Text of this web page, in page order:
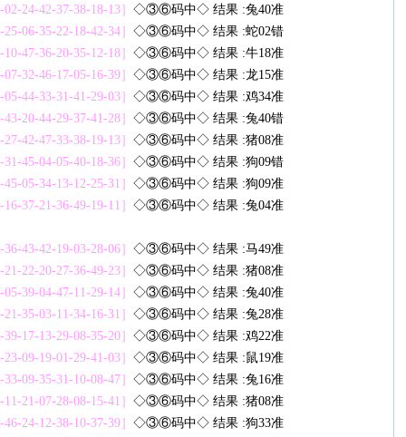
02-24-42-37-38-18-13］◇③⑥码中◇ 结果 :兔40准
25-06-35-22-18-42-34］◇③⑥码中◇ 结果 :蛇02错
10-47-36-20-35-12-18］◇③⑥码中◇ 结果 :牛18准
07-32-46-17-05-16-39］◇③⑥码中◇ 结果 :龙15准
05-44-33-31-41-29-03］◇③⑥码中◇ 结果 :鸡34准
43-20-44-29-37-41-28］◇③⑥码中◇ 结果 :兔40错
27-42-47-33-38-19-13］◇③⑥码中◇ 结果 :猪08准
31-45-04-05-40-18-36］◇③⑥码中◇ 结果 :狗09错
45-05-34-13-12-25-31］◇③⑥码中◇ 结果 :狗09准
16-37-21-36-49-19-11］◇③⑥码中◇ 结果 :兔04准
36-43-42-19-03-28-06］◇③⑥码中◇ 结果 :马49准
21-22-20-27-36-49-23］◇③⑥码中◇ 结果 :猪08准
05-39-04-47-11-29-14］◇③⑥码中◇ 结果 :兔40准
21-35-03-11-34-16-31］◇③⑥码中◇ 结果 :兔28准
39-17-13-29-08-35-20］◇③⑥码中◇ 结果 :鸡22准
23-09-19-01-29-41-03］◇③⑥码中◇ 结果 :鼠19准
33-09-35-31-10-08-47］◇③⑥码中◇ 结果 :兔16准
11-21-07-28-08-15-41］◇③⑥码中◇ 结果 :猪08准
46-24-12-38-10-37-39］◇③⑥码中◇ 结果 :狗33准